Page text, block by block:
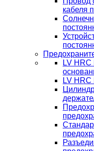
кабеля
LV HRC
LV